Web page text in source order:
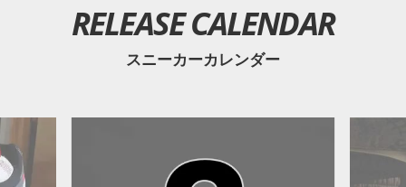
RELEASE CALENDAR
スニーカーカレンダー